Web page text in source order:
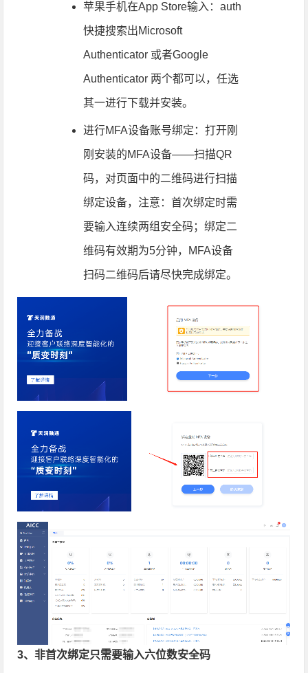
苹果手机在App Store输入：auth
快捷搜索出Microsoft
Authenticator 或者Google
Authenticator 两个都可以，任选
其一进行下载并安装。
进行MFA设备账号绑定：打开刚
刚安装的MFA设备——扫描QR
码，对页面中的二维码进行扫描
绑定设备，注意：首次绑定时需
要输入连续两组安全码；绑定二
维码有效期为5分钟，MFA设备
扫码二维码后请尽快完成绑定。
3、非首次绑定只需要输入六位数安全码